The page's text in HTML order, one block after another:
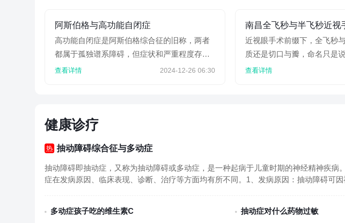
阿斯伯格与高功能自闭症
高功能自闭症是阿斯伯格综合征的旧称，两者
都属于孤独谱系障碍，但症状和严重程度存在
差异。阿斯伯格综合征和高功能自闭症均涉及
查看详情 2024-12-26 06:30
近视眼手术前缀下，全飞秒
质还是切口与瓣，命名只是
（SMILE）与半飞秒（FS-
查看详情
健康诊疗
抽动障碍综合征与多动症
抽动障碍即抽动症，又称为抽动障碍或多动症，是一种起病于儿童时期的神经精神疾
症在发病原因、临床表现、诊断、治疗等方面均有所不同。1、发病原因：抽动障碍可因
多动症孩子吃的维生素C 抽动症对什么药物过敏